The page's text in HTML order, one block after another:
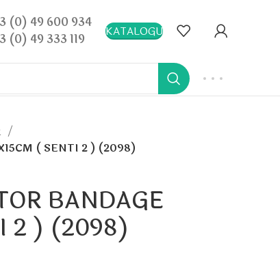
(0) 49 600 934
(0) 49 333 119
KATALOGU
( SENTI 2 ) (2098)
BANDAGE
2 ) (2098)